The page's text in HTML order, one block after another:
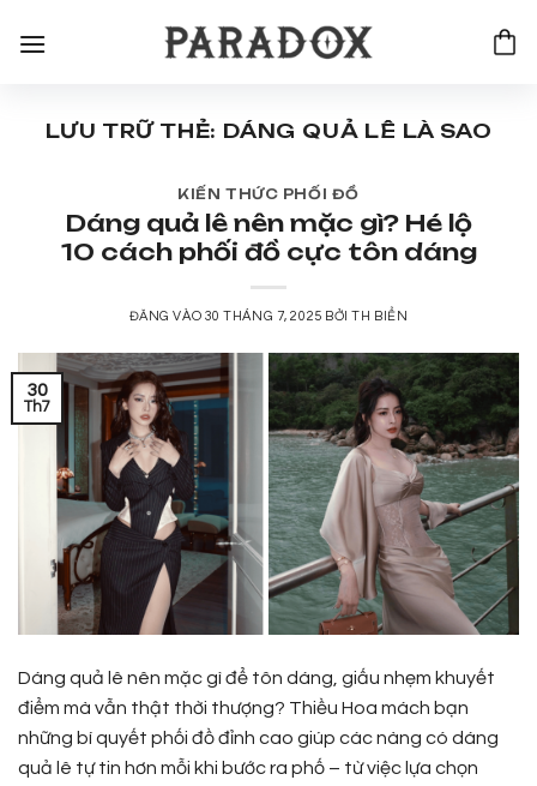
qua
LƯU TRỮ THẺ: DÁNG QUẢ LÊ LÀ SAO
KIẾN THỨC PHỐI ĐỒ
Dáng quả lê nên mặc gì? Hé lộ
10 cách phối đồ cực tôn dáng
ĐĂNG VÀO 30 THÁNG 7, 2025 BỞITH BIỂN
30
Th7
Dáng quả lê nên mặc gì để tôn dáng, giấu nhẹm khuyết
điểm mà vẫn thật thời thượng? Thiều Hoa mách bạn
những bí quyết phối đồ đỉnh cao giúp các nàng có dáng
quả lê tự tin hơn mỗi khi bước ra phố – từ việc lựa chọn